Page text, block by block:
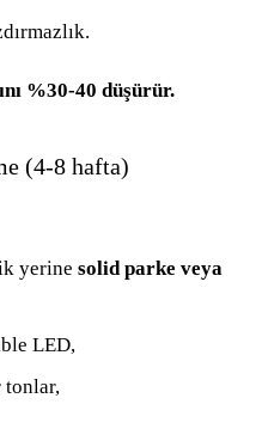
%30-40 düşürür.
(4-8 hafta)
yerine solid parke veya
LED,